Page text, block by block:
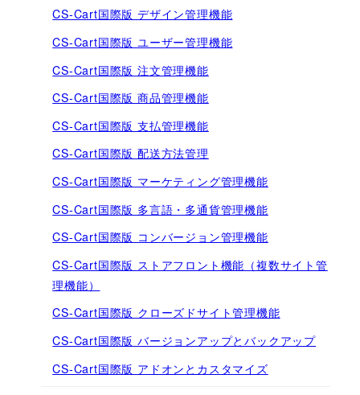
CS-Cart国際版 デザイン管理機能
CS-Cart国際版 ユーザー管理機能
CS-Cart国際版 注文管理機能
CS-Cart国際版 商品管理機能
CS-Cart国際版 支払管理機能
CS-Cart国際版 配送方法管理
CS-Cart国際版 マーケティング管理機能
CS-Cart国際版 多言語・多通貨管理機能
CS-Cart国際版 コンバージョン管理機能
CS-Cart国際版 ストアフロント機能（複数サイト管
理機能）
CS-Cart国際版 クローズドサイト管理機能
CS-Cart国際版 バージョンアップとバックアップ
CS-Cart国際版 アドオンとカスタマイズ